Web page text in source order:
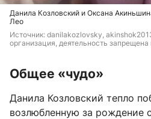
Данила Козловский и Оксана
Лео
Источник: danilakozlovsky,
организация, деятельность
Общее «чудо»
Данила Козловский тепло
возлюбленную за рождение